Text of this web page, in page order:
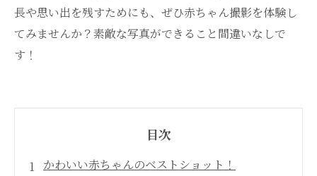
長や思い出を残すためにも、ぜひ赤ちゃん撮影を体験し
てみませんか？素敵な写真ができること間違いなしで
す！
目次
かわいい赤ちゃんのベストショット！